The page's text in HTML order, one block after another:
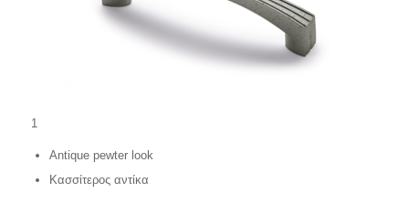
1
Antique pewter look
Κασσίτερος αντίκα